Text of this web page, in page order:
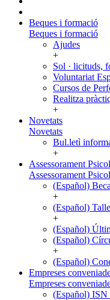
Beques i formació
Beques i formació
Ajudes
+
Sol · licituds,
Voluntariat
Cursos de
Realitza
+
Novetats
Novetats
Bul.letì
+
Assessorament
Assessorament
(Español)
+
(Español)
+
(Español)
(Español)
+
(Español)
Empreses
Empreses
(Español) ISN